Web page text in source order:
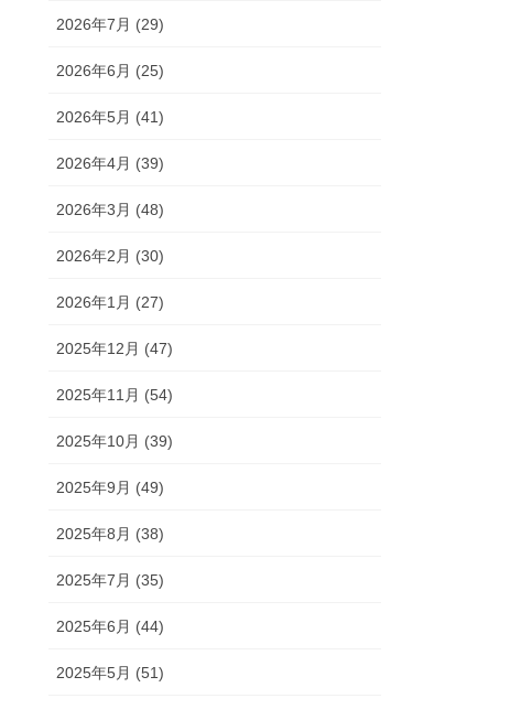
2026年7月 (29)
2026年6月 (25)
2026年5月 (41)
2026年4月 (39)
2026年3月 (48)
2026年2月 (30)
2026年1月 (27)
2025年12月 (47)
2025年11月 (54)
2025年10月 (39)
2025年9月 (49)
2025年8月 (38)
2025年7月 (35)
2025年6月 (44)
2025年5月 (51)